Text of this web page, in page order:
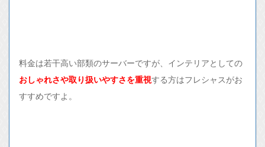
料金は若干高い部類のサーバーですが、インテリアとしての
おしゃれさや取り扱いやすさを重視する方はフレシャスがお
すすめですよ。